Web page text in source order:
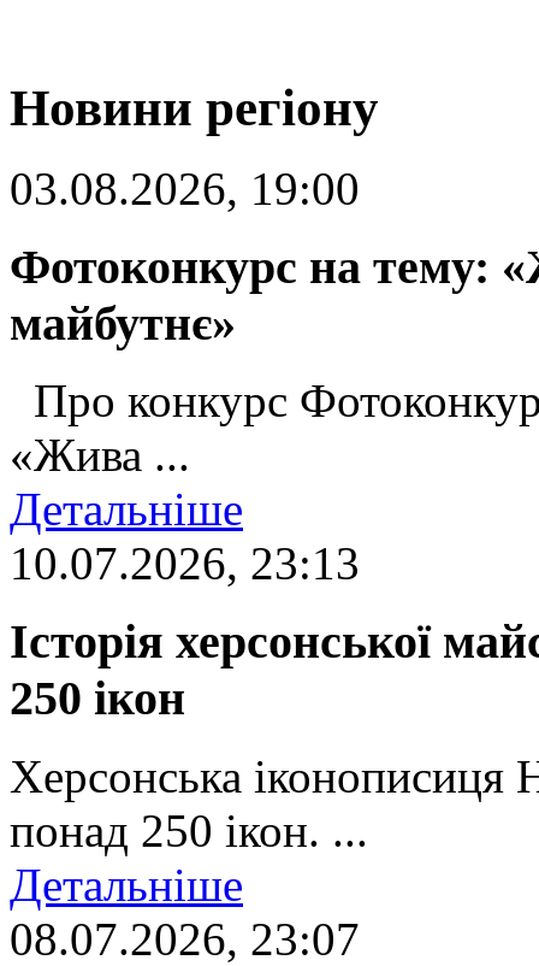
Новини регіону
03.08.2026, 19:00
Фотоконкурс на тему:
майбутнє»
Про конкурс
«Жива ...
Детальніше
10.07.2026, 23:13
Історія херсонської
250 ікон
Херсонська іконописиця
понад 250 ікон. ...
Детальніше
08.07.2026, 23:07